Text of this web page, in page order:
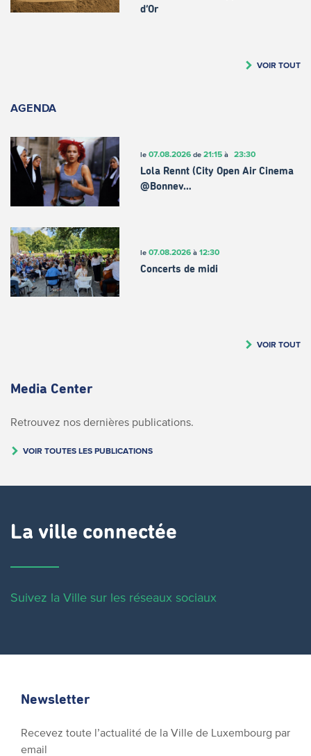
d’Or
VOIR TOUT
AGENDA
le 07.08.2026de 21:15à 23:30
Lola Rennt (City Open Air Cinema
@Bonnev…
le 07.08.2026à 12:30
Concerts de midi
VOIR TOUT
Media Center
Retrouvez nos dernières publications.
VOIR TOUTES LES PUBLICATIONS
La ville connectée
Suivez la Ville sur les réseaux sociaux
Newsletter
Recevez toute l’actualité de la Ville de Luxembourg par
email